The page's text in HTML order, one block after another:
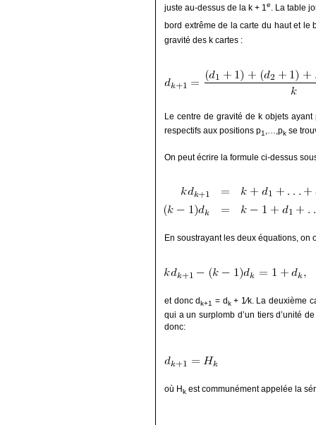
juste au-dessus de la k + 1e. La table
bord extrême de la carte du haut et le
gravité des k cartes :
Le centre de gravité de k objets
respectifs aux positions p1,…,pk se
On peut écrire la formule ci-dessus
En soustrayant les deux équations, on
et donc dk+1 = dk+ 1∕k. La deuxième
qui a un surplomb d’un tiers d’unité
donc:
où Hk est communément appelée la